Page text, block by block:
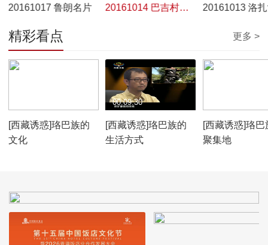
20161017 鲁朗名片
20161014 巴吉村
20161013 洛
精彩看点 更多 >
[西藏诱惑]珞巴族的
文化
[西藏诱惑]珞巴族的
生活方式
00:09:30
[西藏诱惑]珞巴
聚集地